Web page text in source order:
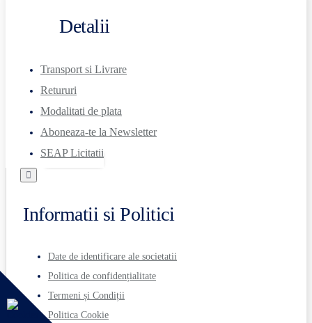
Detalii
Transport si Livrare
Retururi
Modalitati de plata
Aboneaza-te la Newsletter
SEAP Licitatii
Informatii si Politici
Date de identificare ale societatii
Politica de confidențialitate
Termeni și Condiții
Politica Cookie